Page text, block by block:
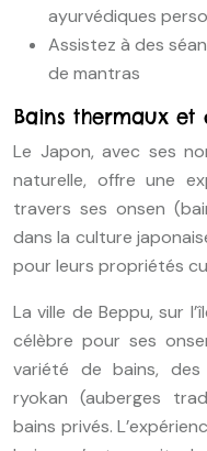
ayurvédiques
Assistez à des
de mantras
Bains thermaux
Le Japon, avec ses
naturelle, offre une
travers ses onsen
dans la culture
pour leurs propriétés
La ville de Beppu, sur
célèbre pour ses
variété de bains,
ryokan (auberges
bains privés.